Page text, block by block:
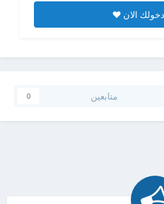
الان ♥
متابعين 0